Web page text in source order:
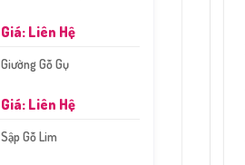
Giá: Liên Hệ
Giường Gỗ Gụ
Giá: Liên Hệ
Sập Gỗ Lim